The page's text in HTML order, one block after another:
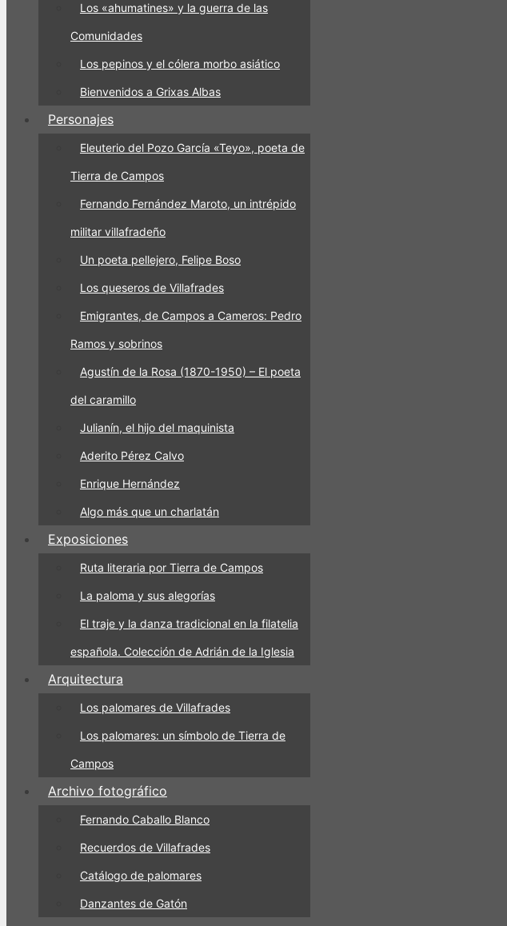
Los «ahumatines» y la guerra de las
Comunidades
Los pepinos y el cólera morbo asiático
Bienvenidos a Grixas Albas
Personajes
Eleuterio del Pozo García «Teyo», poeta de
Tierra de Campos
Fernando Fernández Maroto, un intrépido
militar villafradeño
Un poeta pellejero, Felipe Boso
Los queseros de Villafrades
Emigrantes, de Campos a Cameros: Pedro
Ramos y sobrinos
Agustín de la Rosa (1870-1950) – El poeta
del caramillo
Julianín, el hijo del maquinista
Aderito Pérez Calvo
Enrique Hernández
Algo más que un charlatán
Exposiciones
Ruta literaria por Tierra de Campos
La paloma y sus alegorías
El traje y la danza tradicional en la filatelia
española. Colección de Adrián de la Iglesia
Arquitectura
Los palomares de Villafrades
Los palomares: un símbolo de Tierra de
Campos
Archivo fotográfico
Fernando Caballo Blanco
Recuerdos de Villafrades
Catálogo de palomares
Danzantes de Gatón